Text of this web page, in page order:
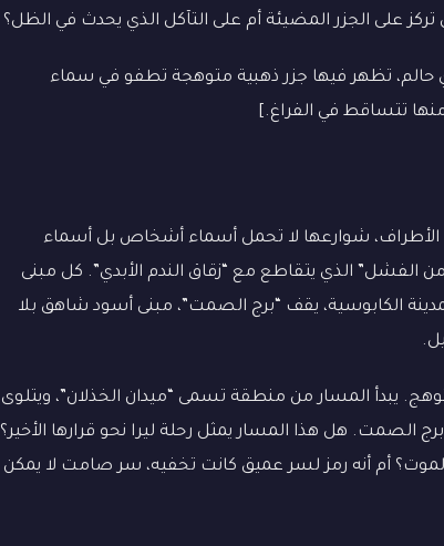
على الجزر المضيئة أم على التآكل الذي يحدث في الظل؟
تظهر فيها جزر ذهبية متوهجة تطفو في سماء
تتساقط في الفراغ.]
الأطراف، شوارعها لا تحمل أسماء أشخاص بل أسماء
الذي يتقاطع مع “زقاق الندم الأبدي”. كل مبنى
الكابوسية، يقف “برج الصمت”، مبنى أسود شاهق بلا
يبدأ المسار من منطقة تسمى “ميدان الخذلان”، ويتلوى
الصمت. هل هذا المسار يمثل رحلة ليرا نحو قرارها الأخير؟
الموت؟ أم أنه رمز لسر عميق كانت تخفيه، سر صامت لا يمكن